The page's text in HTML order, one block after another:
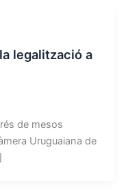
legalització a
de mesos
Uruguaiana de